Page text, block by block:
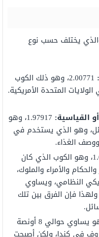
كم كوب، والذي يختلف حسب نوع
2.00771، وهو ذلك الكوب
المتحدة الأمريكية.
القياسية:
1.97917، وهو
السائل، وهو الذي يستخدم في
الغذاء.
1.67177، وهو الكوب الذي كان
والأمراء والملوك،
النظامي، ويساوي
ولهذا فإن الفرق بين تلك
2.08971، وهو يساوي حوالي 8 أونصة
في كندا، ولكن أصبحت